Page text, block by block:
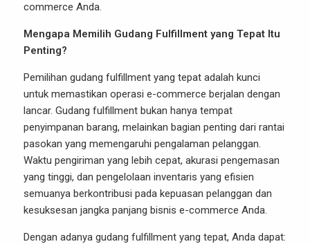
commerce Anda.
Mengapa Memilih Gudang Fulfillment yang Tepat Itu
Penting?
Pemilihan gudang fulfillment yang tepat adalah kunci
untuk memastikan operasi e-commerce berjalan dengan
lancar. Gudang fulfillment bukan hanya tempat
penyimpanan barang, melainkan bagian penting dari rantai
pasokan yang memengaruhi pengalaman pelanggan.
Waktu pengiriman yang lebih cepat, akurasi pengemasan
yang tinggi, dan pengelolaan inventaris yang efisien
semuanya berkontribusi pada kepuasan pelanggan dan
kesuksesan jangka panjang bisnis e-commerce Anda.
Dengan adanya gudang fulfillment yang tepat, Anda dapat: